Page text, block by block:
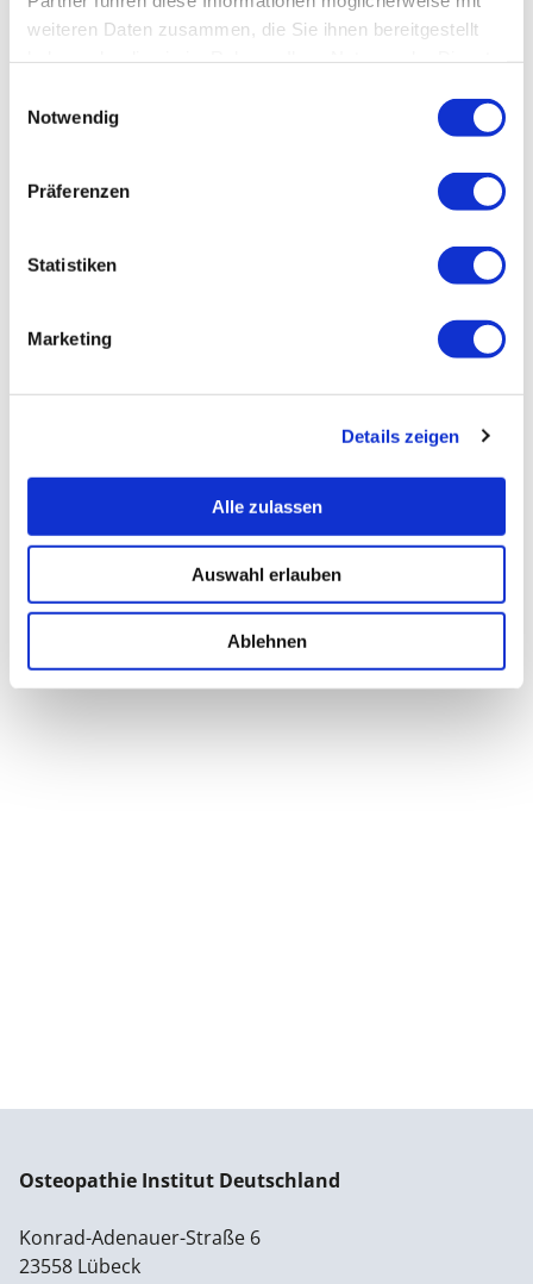
weiteren Daten zusammen, die Sie ihnen bereitgestellt
Notwendig
Präferenzen
Statistiken
Marketing
Details zeigen
Alle zulassen
Auswahl erlauben
Ablehnen
Osteopathie Institut Deutschland
Konrad-Adenauer-Straße 6
23558 Lübeck